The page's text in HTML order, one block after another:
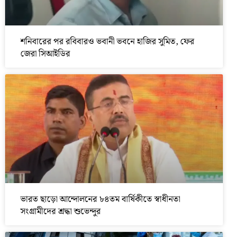
শনিবারের পর রবিবারও ভবানী ভবনে হাজির সুমিত, ফের
জেরা সিআইডির
ভারত ছাড়ো আন্দোলনের ৮৪তম বার্ষিকীতে স্বাধীনতা
সংগ্রামীদের শ্রদ্ধা শুভেন্দুর